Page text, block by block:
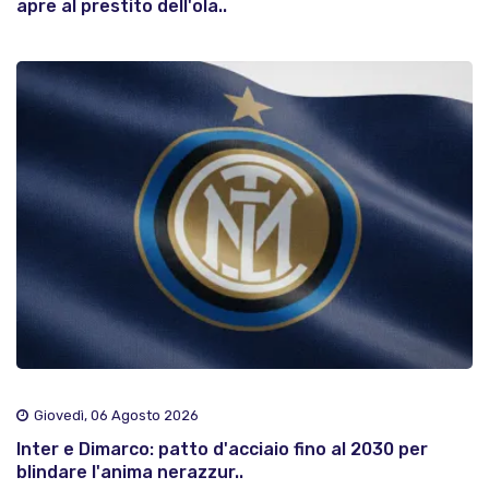
apre al prestito dell'ola..
Giovedì, 06 Agosto 2026
Inter e Dimarco: patto d'acciaio fino al 2030 per
blindare l'anima nerazzur..